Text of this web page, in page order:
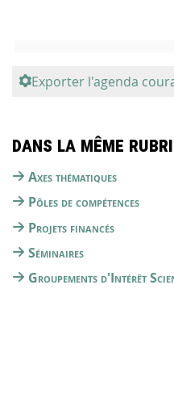
Exporter l'agenda
Dans la même
Axes thématiques
Pôles de compétences
Projets financés
Séminaires
Groupements d'Intérêt